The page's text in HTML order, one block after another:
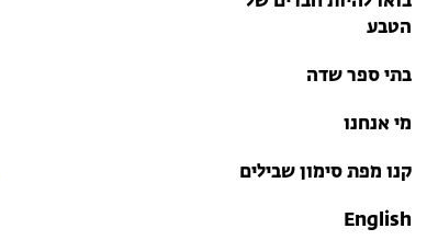
הטבע
בתי ספר שדה
מי אנחנו
קנו מפת סימון שבילים
English